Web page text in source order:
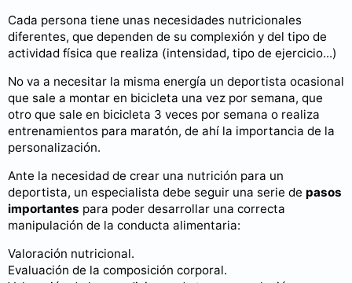
Cada persona tiene unas necesidades nutricionales
diferentes, que dependen de su complexión y del tipo de
actividad física que realiza (intensidad, tipo de ejercicio...)
No va a necesitar la misma energía un deportista ocasional
que sale a montar en bicicleta una vez por semana, que
otro que sale en bicicleta 3 veces por semana o realiza
entrenamientos para maratón, de ahí la importancia de la
personalización.
Ante la necesidad de crear una nutrición para un
deportista, un especialista debe seguir una serie de pasos
importantes para poder desarrollar una correcta
manipulación de la conducta alimentaria:
Valoración nutricional.
Evaluación de la composición corporal.